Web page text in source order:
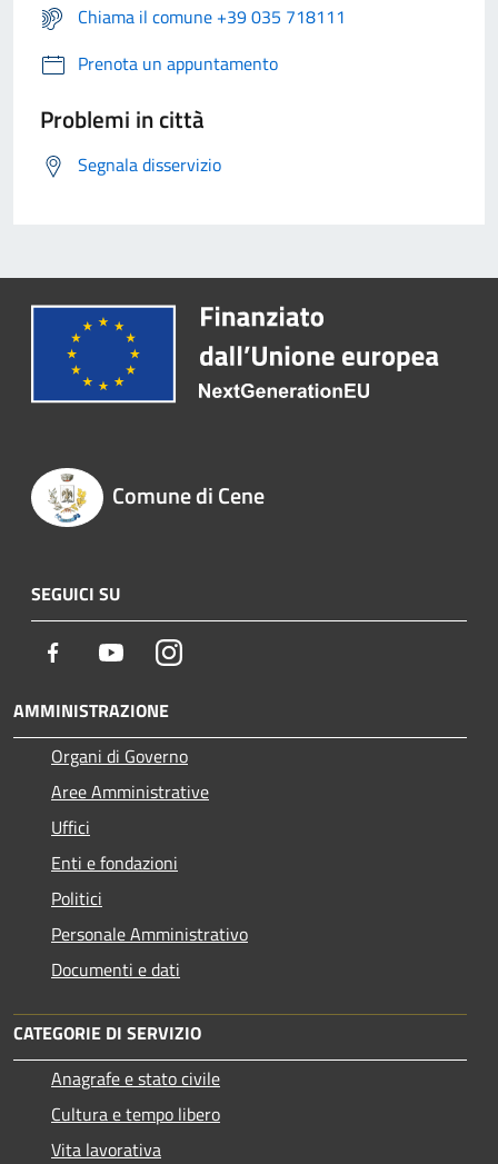
Chiama il comune +39 035 718111
Prenota un appuntamento
Problemi in città
Segnala disservizio
Comune di Cene
SEGUICI SU
Facebook YoutubeInstagram
AMMINISTRAZIONE
Organi di Governo
Aree Amministrative
Uffici
Enti e fondazioni
Politici
Personale Amministrativo
Documenti e dati
CATEGORIE DI SERVIZIO
Anagrafe e stato civile
Cultura e tempo libero
Vita lavorativa